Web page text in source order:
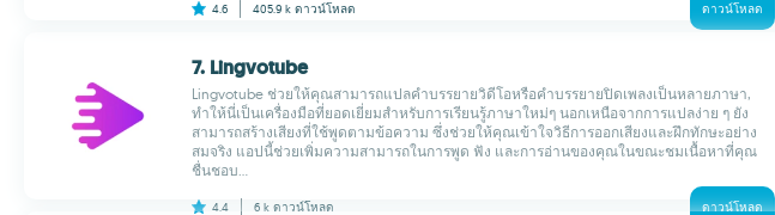
4.6 405.9 k ดาวน์โหลด ดาวน์โหลด
7. Lingvotube
Lingvotube ช่วยให้คุณสามารถแปลคำบรรยายวิดีโอหรือคำบรรยายปิดเพลงเป็นหลายภาษา,
ทำให้นี่เป็นเครื่องมือที่ยอดเยี่ยมสำหรับการเรียนรู้ภาษาใหม่ๆ นอกเหนือจากการแปลง่าย ๆ ยัง
สามารถสร้างเสียงที่ใช้พูดตามข้อความ ซึ่งช่วยให้คุณเข้าใจวิธีการออกเสียงและฝึกทักษะอย่าง
สมจริง แอปนี้ช่วยเพิ่มความสามารถในการพูด ฟัง และการอ่านของคุณในขณะชมเนื้อหาที่คุณ
ชื่นชอบ...
4.4 6 k ดาวน์โหลด ดาวน์โหลด